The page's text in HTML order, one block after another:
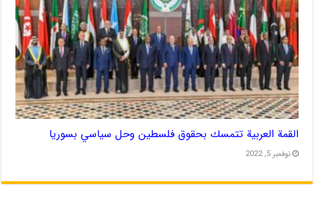
القمة العربية تتمسك بحقوق فلسطين وحل سياسي بسوريا
نوفمبر 5, 2022